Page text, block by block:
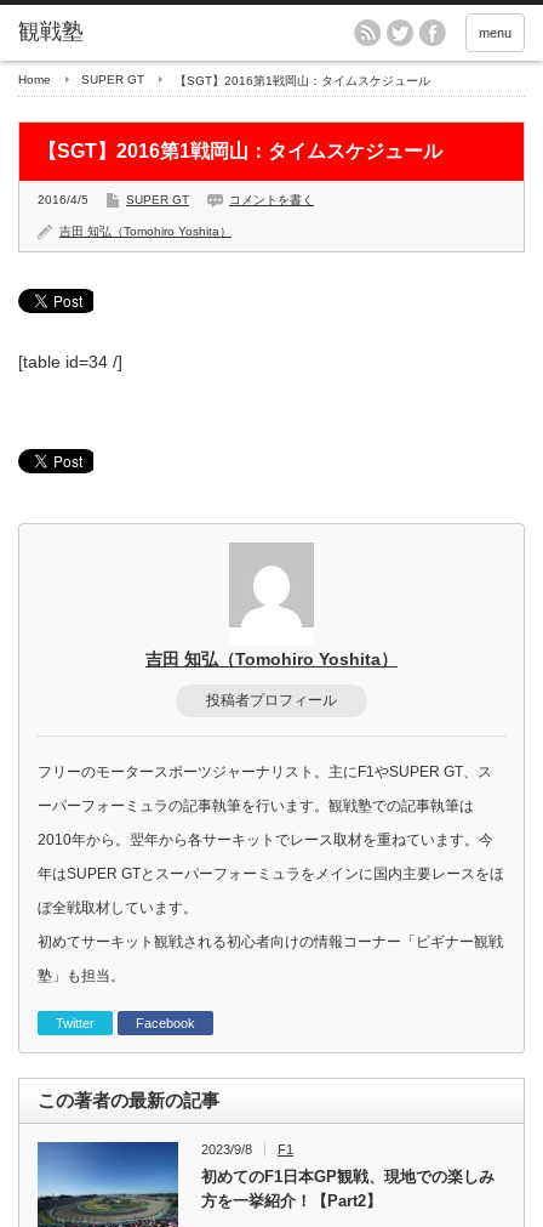
menu
Home SUPER GT 【SGT】2016第1戦岡山：タイムスケジュール
【SGT】2016第1戦岡山：タイムスケジュール
2016/4/5 SUPER GT コメントを書く
吉田 知弘（Tomohiro Yoshita）
[table id=34 /]
吉田 知弘（Tomohiro Yoshita）
投稿者プロフィール
フリーのモータースポーツジャーナリスト。主にF1やSUPER GT、ス
ーパーフォーミュラの記事執筆を行います。観戦塾での記事執筆は
2010年から。翌年から各サーキットでレース取材を重ねています。今
年はSUPER GTとスーパーフォーミュラをメインに国内主要レースをほ
ぼ全戦取材しています。
初めてサーキット観戦される初心者向けの情報コーナー「ビギナー観戦
塾」も担当。
Twitter Facebook
この著者の最新の記事
2023/9/8 F1
初めてのF1日本GP観戦、現地での楽しみ
方を一挙紹介！【Part2】